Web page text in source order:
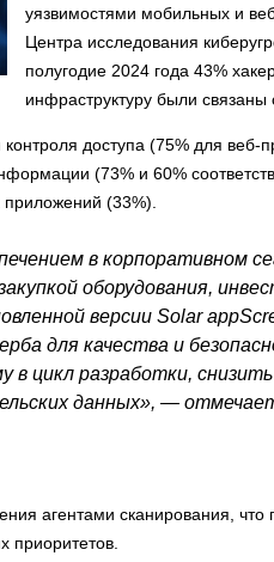
уязвимостями мобильных и
Центра исследования
полугодие 2024 года 43%
инфраструктуру были
доступа (75% для веб-
(73% и 60%
(33%).
в корпоративном
оборудования,
версии Solar
для качества и
цикл разработки,
данных», —
агентами сканирования,
приоритетов.